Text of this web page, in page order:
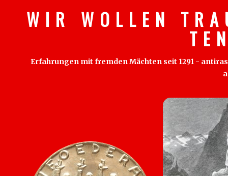
W I R W O L L E N T R
T E
Erfahrungen mit fremden Mächten seit 1291 -